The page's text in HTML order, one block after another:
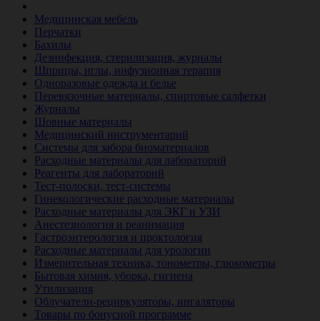
Медицинская мебель
Перчатки
Бахилы
Дезинфекция, стерилизация, журналы
Шприцы, иглы, инфузионная терапия
Одноразовые одежда и белье
Перевязочные материалы, спиртовые салфетки
Журналы
Шовные материалы
Медицинский инструментарий
Системы для забора биоматериалов
Расходные материалы для лабораторий
Реагенты для лабораторий
Тест-полоски, тест-системы
Гинекологические расходные материалы
Расходные материалы для ЭКГ и УЗИ
Анестезиология и реанимация
Гастроэнтерология и проктология
Расходные материалы для урологии
Измерительная техника, тонометры, глюкометры
Бытовая химия, уборка, гигиена
Утилизация
Облучатели-рециркуляторы, ингаляторы
Товары по бонусной программе